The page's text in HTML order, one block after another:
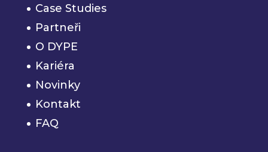
Case Studies
Partneři
O DYPE
Kariéra
Novinky
Kontakt
FAQ